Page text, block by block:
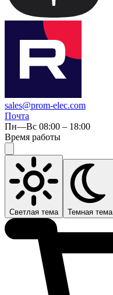
sales@prom-elec.com
Почта
Пн—Вс 08:00 – 18:00
Время работы
Светлая тема Темная тема